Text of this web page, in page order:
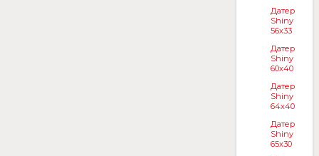
Датер
Shiny
56x33
Датер
Shiny
60x40
Датер
Shiny
64x40
Датер
Shiny
65x30